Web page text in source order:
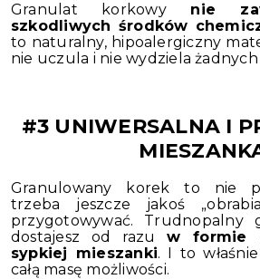
Granulat korkowy nie
szkodliwych środków
to naturalny, hipoalergiczny
nie uczula i nie wydziela
#3 UNIWERSALNA I
Granulowany korek to nie
trzeba jeszcze jakoś
przygotowywać. Trudnopalny
dostajesz od razuw formie
sypkiej mieszanki. I to
całą masę możliwości.